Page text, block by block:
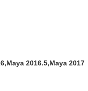
2016.5,Maya 2017